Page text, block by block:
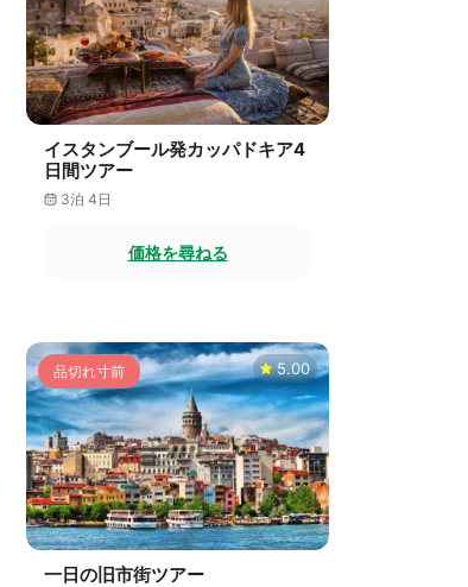
イスタンブール発カッパドキア4
日間ツアー
3泊 4日
価格を尋ねる
品切れ寸前 5.00
一日の旧市街ツアー